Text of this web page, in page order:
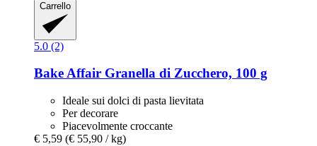
Carrello
5.0 (2)
Bake Affair Granella di Zucchero, 100 g
Ideale sui dolci di pasta lievitata
Per decorare
Piacevolmente croccante
€ 5,59 (€ 55,90 / kg)